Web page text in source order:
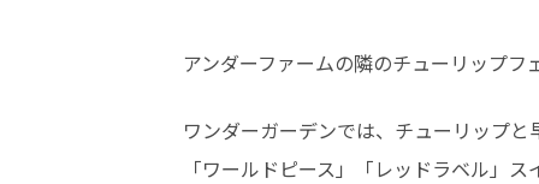
アンダーファームの隣のチューリップ
ワンダーガーデンでは、チューリップ
「ワールドピース」「レッドラベル」